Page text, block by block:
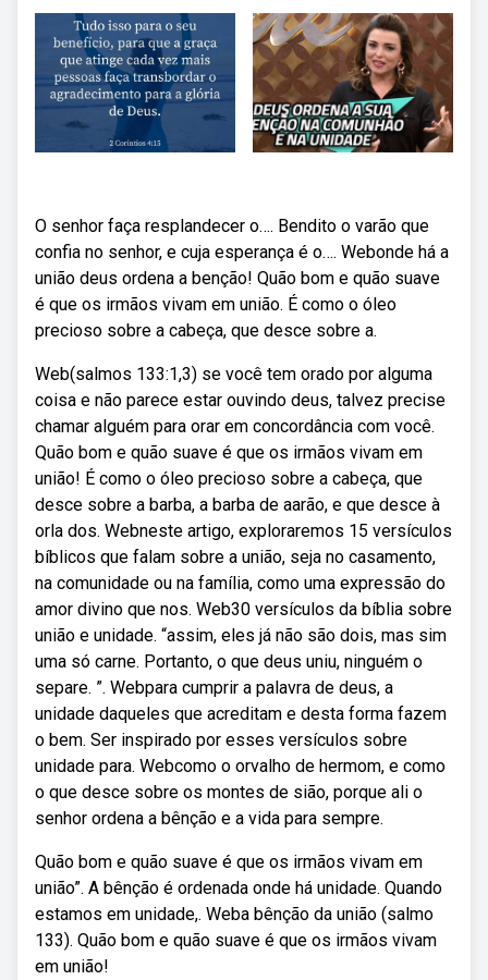
O senhor faça resplandecer o…. Bendito o varão que
confia no senhor, e cuja esperança é o…. Webonde há a
união deus ordena a benção! Quão bom e quão suave
é que os irmãos vivam em união. É como o óleo
precioso sobre a cabeça, que desce sobre a.
Web(salmos 133:1,3) se você tem orado por alguma
coisa e não parece estar ouvindo deus, talvez precise
chamar alguém para orar em concordância com você.
Quão bom e quão suave é que os irmãos vivam em
união! É como o óleo precioso sobre a cabeça, que
desce sobre a barba, a barba de aarão, e que desce à
orla dos. Webneste artigo, exploraremos 15 versículos
bíblicos que falam sobre a união, seja no casamento,
na comunidade ou na família, como uma expressão do
amor divino que nos. Web30 versículos da bíblia sobre
união e unidade. “assim, eles já não são dois, mas sim
uma só carne. Portanto, o que deus uniu, ninguém o
separe. ”. Webpara cumprir a palavra de deus, a
unidade daqueles que acreditam e desta forma fazem
o bem. Ser inspirado por esses versículos sobre
unidade para. Webcomo o orvalho de hermom, e como
o que desce sobre os montes de sião, porque ali o
senhor ordena a bênção e a vida para sempre.
Quão bom e quão suave é que os irmãos vivam em
união”. A bênção é ordenada onde há unidade. Quando
estamos em unidade,. Weba bênção da união (salmo
133). Quão bom e quão suave é que os irmãos vivam
em união!